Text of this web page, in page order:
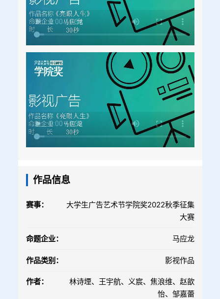
作品信息
赛事：
大学生广告艺术节学院奖2022秋季征集
大赛
命题企业： 马应龙
作品类别： 影视作品
作者：
林诗堙、王宇航、义宸、焦浪维、赵歆
怡、邹嘉蕾